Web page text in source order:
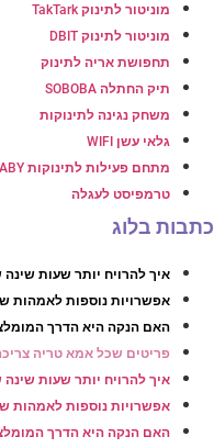
מוניטור לתינוק TakTark
מוניטור לתינוק DBIT
תחפושת אריה לתינוק
תיק החתלה SOBOBA
משחק נגינה לתינוקות
גלאי עשן WIFI
מתחם פעילות לתינוקות IMBABY
טרמפיסט לעגלה
כתבות בלוג
איך להרויח יותר שעות
אפשרויות נוספות
האם הנקה היא הדרך
פריטים שכל אמא טריה
איך להרויח יותר שעות
אפשרויות נוספות לאמהות
האם הנקה היא הדרך